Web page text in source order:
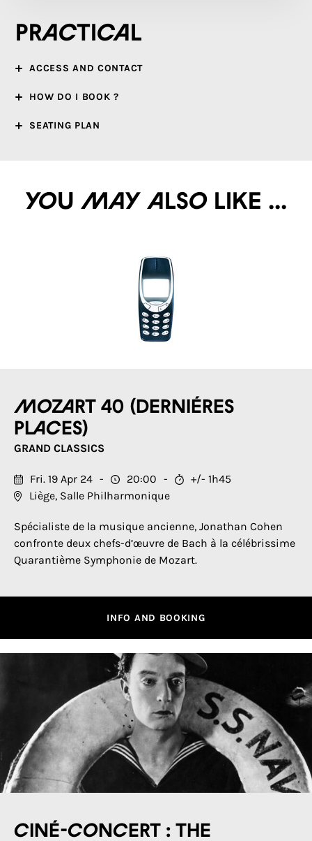
Practical
ACCESS AND CONTACT
HOW DO I BOOK ?
SEATING PLAN
You may also like ...
Mozart 40 (DERNIÉRES
PLACES)
GRAND CLASSICS
Fri. 19 Apr 24 20:00
+/- 1h45
Liège, Salle Philharmonique
Spécialiste de la musique ancienne, Jonathan Cohen
confronte deux chefs-d’œuvre de Bach à la célébrissime
Quarantième Symphonie de Mozart.
INFO AND BOOKING
Ciné-concert : The